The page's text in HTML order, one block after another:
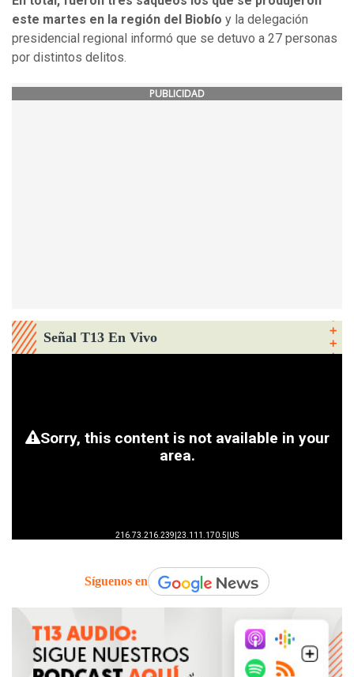
este martes en la región del Biobío y la delegación
presidencial regional informó que se detuvo a 27 personas
por distintos delitos.
PUBLICIDAD
Señal T13 En Vivo
Síguenos en